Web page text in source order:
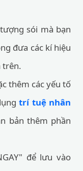
sói mà bạn
đưa các kí hiệu
trên.
thêm các yếu tố
trí tuệ nhân
bản thêm phần
để lưu vào